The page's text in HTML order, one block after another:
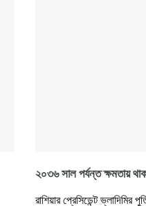
২০৩৬ সাল পর্যন্ত ক্ষমতায়
রাশিয়ার প্রেসিডেন্ট ভ্লাদিমির